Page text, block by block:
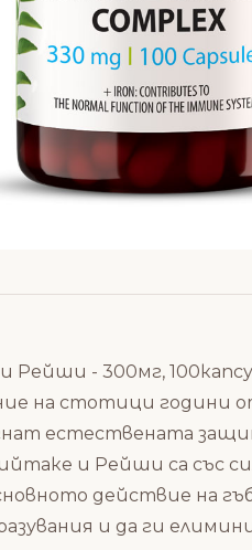
- 300мг,
на стотици години
естествената
и Рейши са със
действие на
и да ги